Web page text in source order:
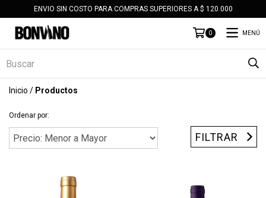
ENVIO SIN COSTO PARA COMPRAS SUPERIORES A $ 120.000
0 MENÚ
Inicio / Productos
Ordenar por:
FILTRAR